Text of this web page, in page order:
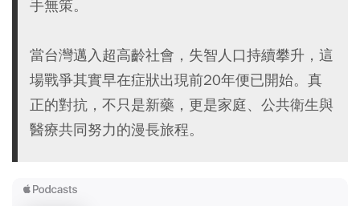
手無策。
當台灣邁入超高齡社會，失智人口持續攀升，這
場戰爭其實早在症狀出現前20年便已開始。真
正的對抗，不只是新藥，更是家庭、公共衛生與
醫療共同努力的漫長旅程。